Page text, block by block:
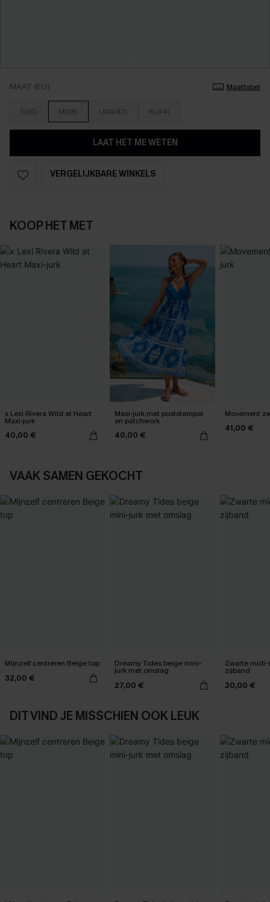
MAAT (EU) Maattabel
S(36) M(38) L(40/42) XL(44)
LAAT HET ME WETEN
VERGELIJKBARE WINKELS
KOOP HET MET
x Lexi Rivera Wild at Heart
Maxi-jurk
40,00 €
Maxi-jurk met poststempel
en patchwork
40,00 €
Movement
41,00 €
VAAK SAMEN GEKOCHT
Mijnzelf centreren Beige top
32,00 €
Dreamy Tides beige mini-
jurk met omslag
27,00 €
Zwarte midi-
zijband
30,00 €
DIT VIND JE MISSCHIEN OOK LEUK